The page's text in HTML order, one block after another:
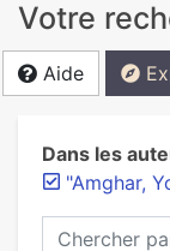
Votre
Aide
Dans les
"Amghar,
Chercher